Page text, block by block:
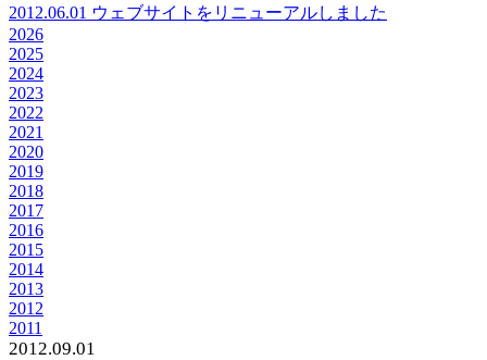
2012.06.01 ウェブサイトをリニューアルしました
2026
2025
2024
2023
2022
2021
2020
2019
2018
2017
2016
2015
2014
2013
2012
2011
2012.09.01